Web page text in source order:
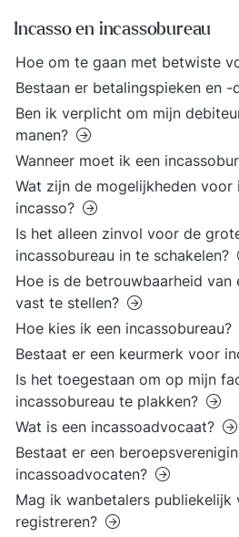
Incasso en incassobureau
Hoe om te gaan met betwiste
Bestaan er betalingspieken en -
Ben ik verplicht om mijn
manen?
Wanneer moet ik een
Wat zijn de mogelijkheden voor
incasso?
Is het alleen zinvol voor de
incassobureau in te schakelen?
Hoe is de betrouwbaarheid van
vast te stellen?
Hoe kies ik een incassobureau?
Bestaat er een keurmerk voor
Is het toegestaan om op mijn
incassobureau te plakken?
Wat is een incassoadvocaat?
Bestaat er een
incassoadvocaten?
Mag ik wanbetalers publiekelijk
registreren?